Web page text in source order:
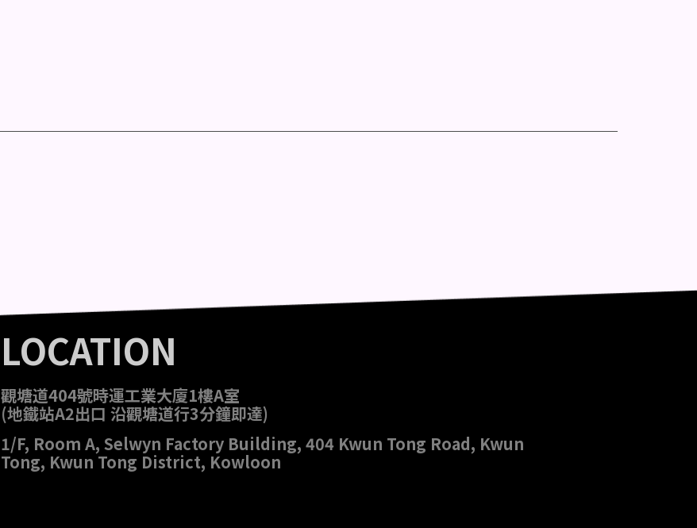
LOCATION
觀塘道404號時運工業大廈1樓A室
(地鐵站A2出口 沿觀塘道行3分鐘即達)
1/F, Room A, Selwyn Factory Building, 404 Kwun Tong Road, Kwun
Tong, Kwun Tong District, Kowloon